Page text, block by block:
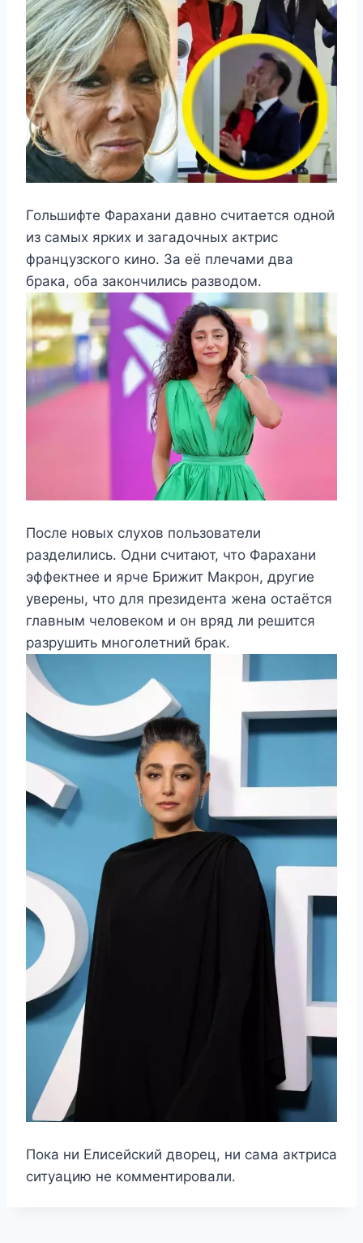
Гольшифте Фарахани давно считается одной
из самых ярких и загадочных актрис
французского кино. За её плечами два
брака, оба закончились разводом.
После новых слухов пользователи
разделились. Одни считают, что Фарахани
эффектнее и ярче Брижит Макрон, другие
уверены, что для президента жена остаётся
главным человеком и он вряд ли решится
разрушить многолетний брак.
Пока ни Елисейский дворец, ни сама актриса
ситуацию не комментировали.